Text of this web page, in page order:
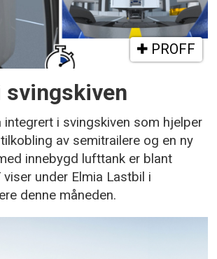
PROFF
svingskiven
integrert i svingskiven som hjelper
av semitrailere og en ny
innebygd lufttank er blant
viser under Elmia Lastbil i
denne måneden.